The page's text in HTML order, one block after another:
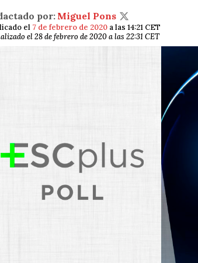
por:Miguel Pons
el 7 de febrero de 2020 a las 14:21 CET
el 28 de febrero de 2020 a las 22:31 CET